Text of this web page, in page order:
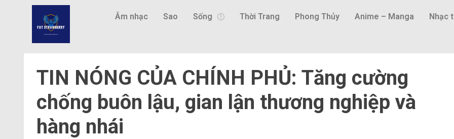
Âm nhạc Sao Sống Thời Trang Phong Thủy Anime – Manga Nhạc
TIN NÓNG CỦA CHÍNH PHỦ: Tăng cường
chống buôn lậu, gian lận thương nghiệp và
hàng nhái